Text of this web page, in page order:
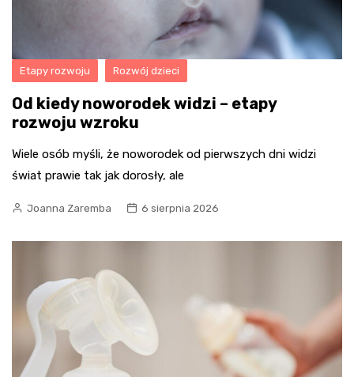
Etapy rozwoju Rozwój dzieci
Od kiedy noworodek widzi – etapy
rozwoju wzroku
Wiele osób myśli, że noworodek od pierwszych dni widzi
świat prawie tak jak dorosły, ale
Joanna Zaremba 6 sierpnia 2026